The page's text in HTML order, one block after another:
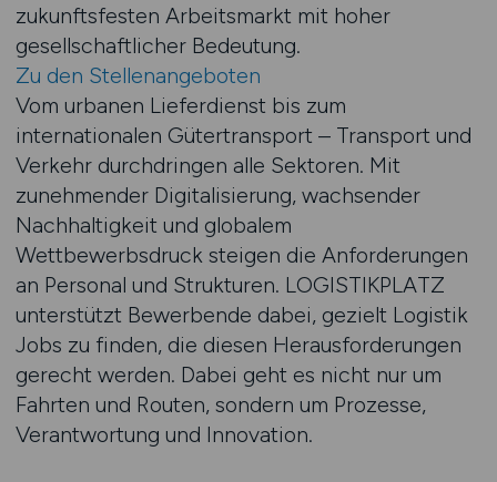
zukunftsfesten Arbeitsmarkt mit hoher
gesellschaftlicher Bedeutung.
Zu den Stellenangeboten
Vom urbanen Lieferdienst bis zum
internationalen Gütertransport – Transport und
Verkehr durchdringen alle Sektoren. Mit
zunehmender Digitalisierung, wachsender
Nachhaltigkeit und globalem
Wettbewerbsdruck steigen die Anforderungen
an Personal und Strukturen. LOGISTIKPLATZ
unterstützt Bewerbende dabei, gezielt Logistik
Jobs zu finden, die diesen Herausforderungen
gerecht werden. Dabei geht es nicht nur um
Fahrten und Routen, sondern um Prozesse,
Verantwortung und Innovation.